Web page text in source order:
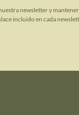
newsletter y
incluido en cada